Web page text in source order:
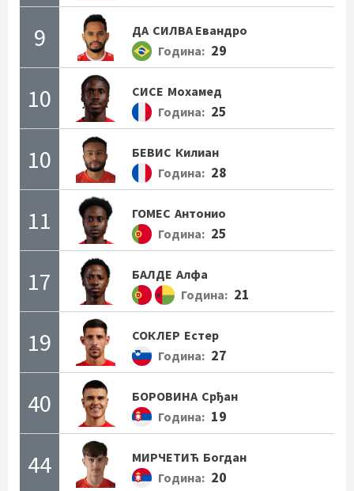
9 ДА СИЛВА Евандро
Година: 29
10 СИСЕ Мохамед
Година: 25
10 БЕВИС Килиан
Година: 28
11 ГОМЕС Антонио
Година: 25
17 БАЛДЕ Алфа
Година: 21
19 СОКЛЕР Естер
Година: 27
40 БОРОВИНА Срђан
Година: 19
44 МИРЧЕТИЋ Богдан
Година: 20